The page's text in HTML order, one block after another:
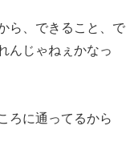
ら、できること、で
んじゃねぇかなっ
ろに通ってるから